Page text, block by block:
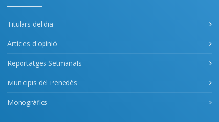
Titulars del dia
Articles d'opinió
Reportatges Setmanals
Municipis del Penedès
Monogràfics